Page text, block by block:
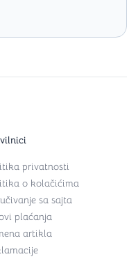
privatnosti
o kolačićima
sa sajta
plaćanja
artikla